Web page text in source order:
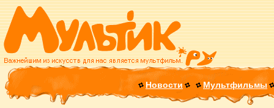
Новости Мультфильмы